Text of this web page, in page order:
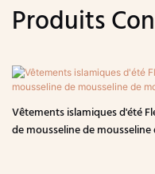
Produits
Vêtements islamiques d'été
de mousseline de